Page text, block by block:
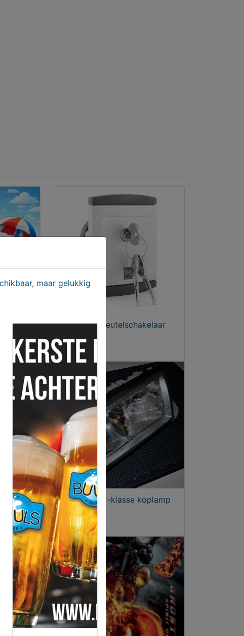
zit dat! Hörmann Sleutelschakelaar
€ 35,00
Mercedes C-klasse koplamp
Valeo
€ 219,00
maar gelukkig